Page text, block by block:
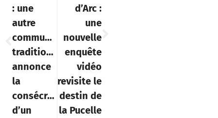
: une
autre
communauté
traditionaliste
annonce
la
consécration
d’un
d’Arc :
une
nouvelle
enquête
vidéo
revisite le
destin de
la Pucelle